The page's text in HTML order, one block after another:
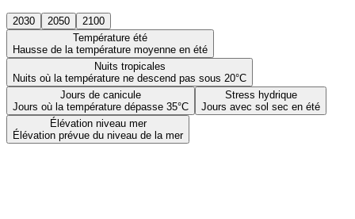
2030 2050
2100
Température été
Hausse de la température moyenne en été
Nuits tropicales
Nuits où la température ne descend pas sous 20°C
Jours de canicule
Jours où la température dépasse 35°C
Stress hydrique
Jours avec sol sec en été
Élévation niveau mer
Élévation prévue du niveau de la mer